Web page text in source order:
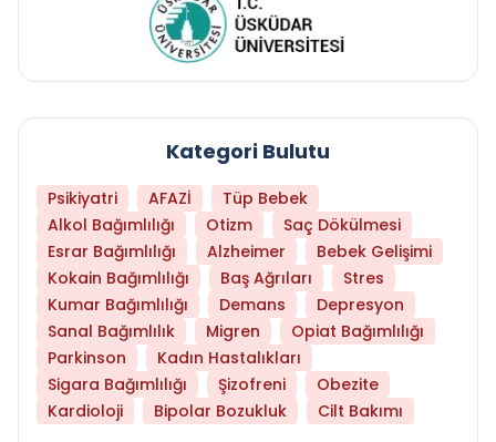
Kategori Bulutu
Psikiyatri AFAZİ
Tüp Bebek
Alkol Bağımlılığı
Otizm
Saç Dökülmesi
Esrar Bağımlılığı
Alzheimer
Bebek Gelişimi
Kokain Bağımlılığı
Baş Ağrıları
Stres
Kumar Bağımlılığı
Demans
Depresyon
Sanal Bağımlılık
Migren
Opiat Bağımlılığı
Parkinson
Kadın Hastalıkları
Sigara Bağımlılığı
Şizofreni
Obezite
Kardioloji
Bipolar Bozukluk Cilt Bakımı